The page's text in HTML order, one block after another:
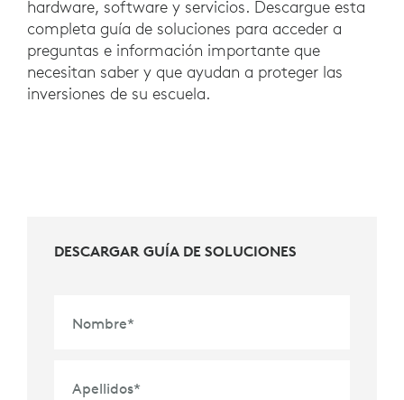
hardware, software y servicios. Descargue esta
completa guía de soluciones para acceder a
preguntas e información importante que
necesitan saber y que ayudan a proteger las
inversiones de su escuela.
DESCARGAR GUÍA DE SOLUCIONES
Nombre*
Apellidos*